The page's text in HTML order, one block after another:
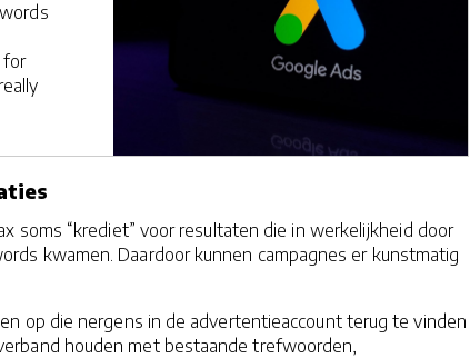
for
soms “krediet” voor resultaten die in werkelijkheid door
kwamen. Daardoor kunnen campagnes er kunstmatig
op die nergens in de advertentieaccount terug te vinden
houden met bestaande trefwoorden,